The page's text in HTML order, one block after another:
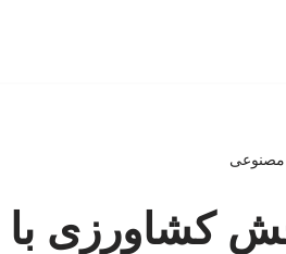
مصنوعی
کشاورزی با